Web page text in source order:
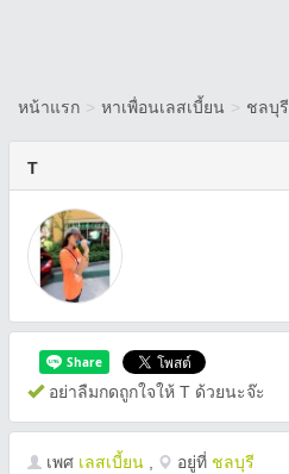
หน้าแรก > หาเพื่อนเลสเบี้ยน > ชลบุรี
T
อย่าลืมกดถูกใจให้ T ด้วยนะจ๊ะ
เพศ เลสเบี้ยน อยู่ที่ ชลบุรี